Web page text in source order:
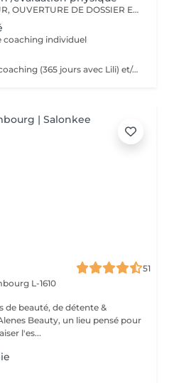
- 1ere RDV A PRENDRE POUR, OUVERTURE DE DOSSIER ET EXPLICATIONS/CONSEILS - INSCRIPTION CHEZ LILIANA MENDES CLINIC & COACH - EVALUATION PHYSIQUE ET ANAMENSE - ON PAYE UNE SEULE FOIS!!
coaching individuel
séance dans les groupes de coaching (365 jours avec Lili) et/ou cours collectifs Pas valable pour coaching privé !!!! Day pass
51
L-1610
de beauté, de détente &
l'es...